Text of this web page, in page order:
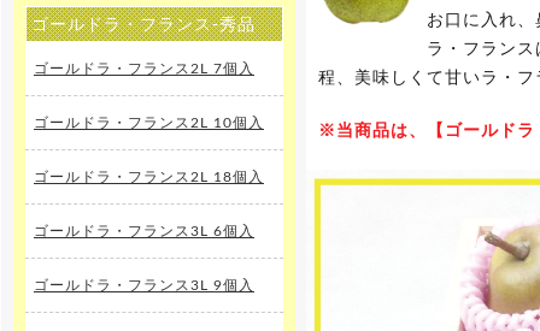
お口に入れ
ラ・フラン
程、美味しくて甘いラ・
※当商品は、【ゴールドラ
ゴールドラ・フランス-秀品
ゴールドラ・フランス2L 7個入
ゴールドラ・フランス2L 10個入
ゴールドラ・フランス2L 18個入
ゴールドラ・フランス3L 6個入
ゴールドラ・フランス3L 9個入